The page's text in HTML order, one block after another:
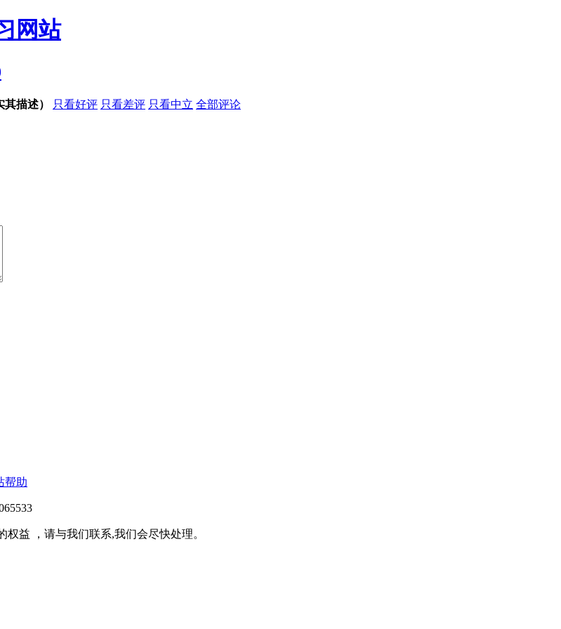
网站
描述） 只看好评 只看差评 只看中立 全部评论
帮助
益 ，请与我们联系,我们会尽快处理。